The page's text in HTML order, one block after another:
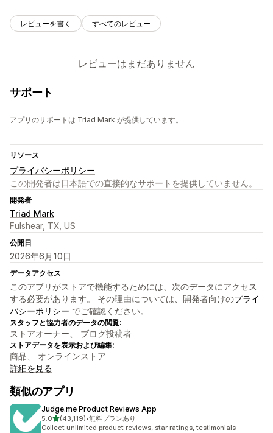
レビューを書く すべてのレビュー
レビューはまだありません
サポート
アプリのサポートは Triad Mark が提供しています。
リソース
プライバシーポリシー
この開発者は日本語での直接的なサポートを提供していません。
開発者
Triad Mark
Fulshear, TX, US
公開日
2026年6月10日
データアクセス
このアプリがストアで機能するためには、次のデータにアクセス
する必要があります。 その理由については、開発者向けのプライ
バシーポリシー でご確認ください。
スタッフと協力者のデータの閲覧:
ストアオーナー、 ブログ投稿者
ストアデータを表示および編集:
商品、 オンラインストア
詳細を見る
類似のアプリ
Judge.me Product Reviews App
5.05つ星中
(43,119)
合計レビュー数：43119件
•無料プランあり
Collect unlimited product reviews, star ratings, testimonials